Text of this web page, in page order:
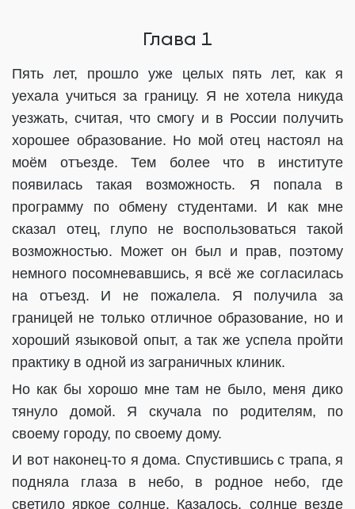
Глава 1
Пять лет, прошло уже целых пять лет, как я
уехала учиться за границу. Я не хотела никуда
уезжать, считая, что смогу и в России получить
хорошее образование. Но мой отец настоял на
моём отъезде. Тем более что в институте
появилась такая возможность. Я попала в
программу по обмену студентами. И как мне
сказал отец, глупо не воспользоваться такой
возможностью. Может он был и прав, поэтому
немного посомневавшись, я всё же согласилась
на отъезд. И не пожалела. Я получила за
границей не только отличное образование, но и
хороший языковой опыт, а так же успела пройти
практику в одной из заграничных клиник.
Но как бы хорошо мне там не было, меня дико
тянуло домой. Я скучала по родителям, по
своему городу, по своему дому.
И вот наконец-то я дома. Спустившись с трапа, я
подняла глаза в небо, в родное небо, где
светило яркое солнце. Казалось, солнце везде